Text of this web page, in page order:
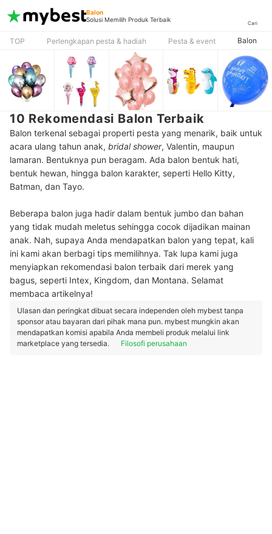
Balon
Solusi Memilih Produk Terbaik
Cari
TOP Perlengkapan pesta & hadiah Pesta & event Balon
10 Rekomendasi Balon Terbaik
Balon terkenal sebagai properti pesta yang menarik, baik untuk
acara ulang tahun anak, bridal shower, Valentin, maupun
lamaran. Bentuknya pun beragam. Ada balon bentuk hati,
bentuk hewan, hingga balon karakter, seperti Hello Kitty,
Batman, dan Tayo.
Beberapa balon juga hadir dalam bentuk jumbo dan bahan
yang tidak mudah meletus sehingga cocok dijadikan mainan
anak. Nah, supaya Anda mendapatkan balon yang tepat, kali
ini kami akan berbagi tips memilihnya. Tak lupa kami juga
menyiapkan rekomendasi balon terbaik dari merek yang
bagus, seperti Intex, Kingdom, dan Montana. Selamat
membaca artikelnya!
Ulasan dan peringkat dibuat secara independen oleh mybest tanpa
sponsor atau bayaran dari pihak mana pun. mybest mungkin akan
mendapatkan komisi apabila Anda membeli produk melalui link
marketplace yang tersedia.
Filosofi perusahaan